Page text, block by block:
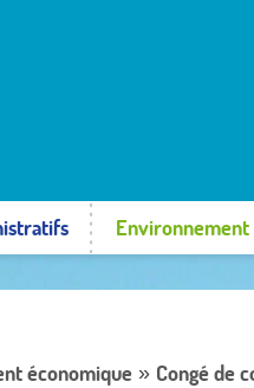
Environnement
économique » Congé de